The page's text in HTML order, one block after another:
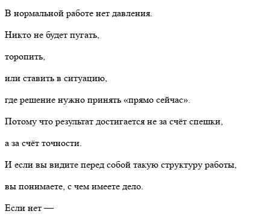
В нормальной работе нет давления.
Никто не будет пугать,
торопить,
или ставить в ситуацию,
где решение нужно принять «прямо сейчас».
Потому что результат достигается не за счёт спешки,
а за счёт точности.
И если вы видите перед собой такую структуру работы,
вы понимаете, с чем имеете дело.
Если нет —